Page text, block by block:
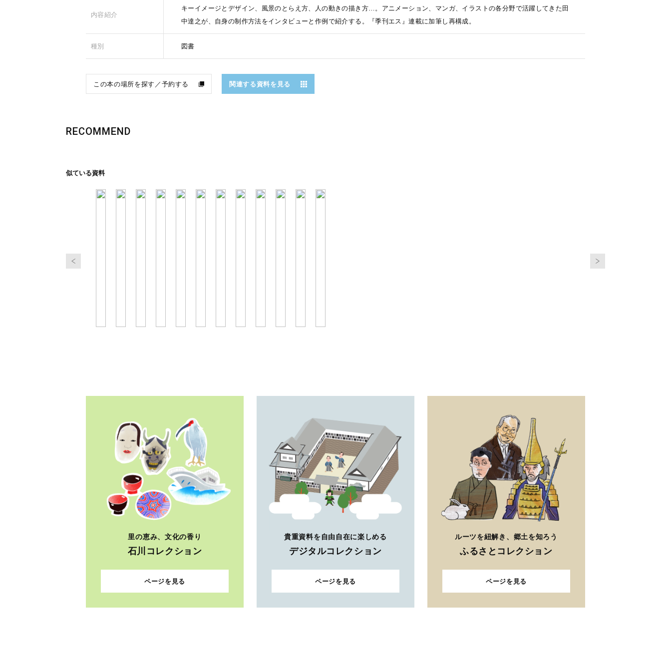
内容紹介
キーイメージとデザイン、風景のとらえ方、人の動きの描き方…。アニメーション、マンガ、イラストの各分野で活躍してきた田
中達之が、自身の制作方法をインタビューと作例で紹介する。『季刊エス』連載に加筆し再構成。
種別 図書
この本の場所を探す／予約する 関連する資料を見る
RECOMMEND
似ている資料
里の恵み、文化の香り
石川コレクション
ページを見る
貴重資料を自由自在に楽しめる
デジタルコレクション
ページを見る
ルーツを紐解き、郷土を知ろう
ふるさとコレクション
ページを見る